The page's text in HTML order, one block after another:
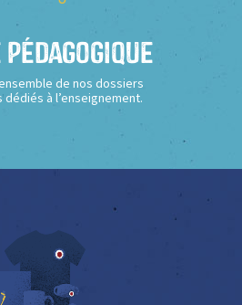
Pédagogique
de nos dossiers
à l’enseignement.